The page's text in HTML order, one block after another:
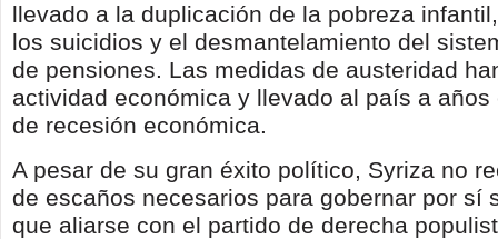
llevado a la duplicación de la pobreza
los suicidios y el desmantelamiento del
de pensiones. Las medidas de austeridad
actividad económica y llevado al país a
de recesión económica.
A pesar de su gran éxito político, Syriza no
de escaños necesarios para gobernar por sí
que aliarse con el partido de derecha